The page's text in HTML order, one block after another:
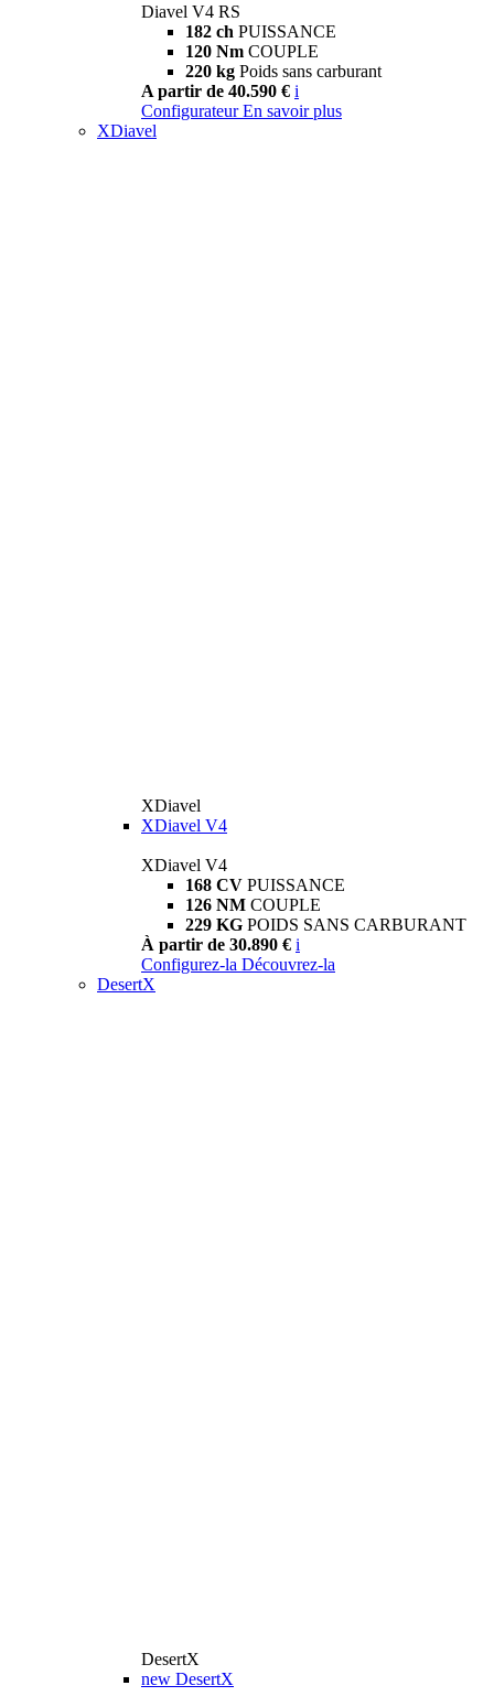
Diavel V4 RS
182 ch PUISSANCE
120 Nm COUPLE
220 kg Poids sans carburant
A partir de 40.590 € i
Configurateur En savoir plus
XDiavel
XDiavel
XDiavel V4
XDiavel V4
168 CV PUISSANCE
126 NM COUPLE
229 KG POIDS SANS CARBURANT
À partir de 30.890 € i
Configurez-la Découvrez-la
DesertX
DesertX
new DesertX